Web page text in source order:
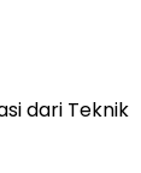
dari Teknik